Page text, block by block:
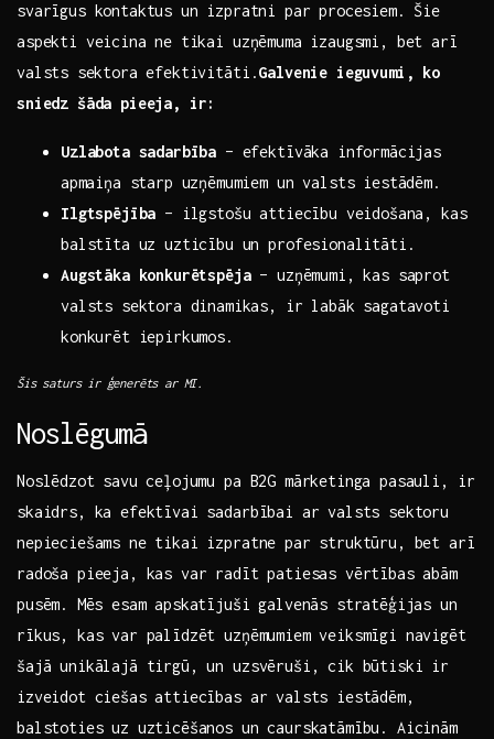
svarīgus kontaktus ⁣un izpratni par procesiem. Šie
aspekti ‌veicina‌ ne ⁣tikai uzņēmuma izaugsmi, bet‍ arī⁤
valsts ⁣sektora efektivitāti.Galvenie ieguvumi, ‌ko
sniedz šāda pieeja, ir:
Uzlabota sadarbība – efektīvāka informācijas
⁢apmaiņa starp ​uzņēmumiem un valsts​ iestādēm.
Ilgtspējība – ​ilgstošu attiecību veidošana, kas
balstīta uz uzticību un profesionalitāti.
Augstāka konkurētspēja‌– uzņēmumi, kas saprot
valsts sektora dinamikas, ir labāk sagatavoti⁣
konkurēt iepirkumos.
Šis saturs ⁢ir ģenerēts ‌ar⁢ MI.
Noslēgumā
Noslēdzot savu⁤ ceļojumu pa B2G mārketinga pasauli,‌ ir
skaidrs, ka efektīvai sadarbībai ar valsts sektoru
nepieciešams ne tikai izpratne par ​struktūru, bet arī
radoša pieeja, kas var radīt patiesas vērtības abām
pusēm. ⁢Mēs esam apskatījuši galvenās‌ stratēģijas un
rīkus, ‌kas var palīdzēt uzņēmumiem veiksmīgi navigēt
šajā unikālajā tirgū,‌ un uzsvēruši, cik būtiski ir
izveidot ciešas attiecības ar valsts iestādēm,
balstoties uz uzticēšanos un caurskatāmību. Aicinām